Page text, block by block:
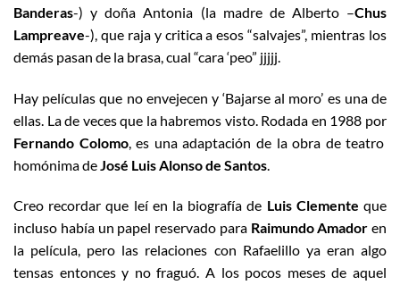
Banderas-) y doña Antonia (la madre de Alberto –Chus
Lampreave-), que raja y critica a esos “salvajes”, mientras los
demás pasan de la brasa, cual “cara ‘peo” jjjjj.
Hay películas que no envejecen y ‘Bajarse al moro’ es una de
ellas. La de veces que la habremos visto. Rodada en 1988 por
Fernando Colomo, es una adaptación de la obra de teatro
homónima de José Luis Alonso de Santos
Creo recordar que leí en la biografía de Luis Clemente que
incluso había un papel reservado para Raimundo Amador en
la película, pero las relaciones con Rafaelillo ya eran algo
tensas entonces y no fraguó. A los pocos meses de aquel